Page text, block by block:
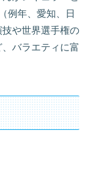
例年、愛知、日
や世界選手権の
バラエティに富